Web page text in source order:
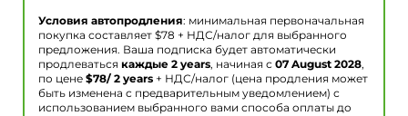
Условия автопродления: минимальная первоначальная
покупка составляет $78 + НДС/налог для выбранного
предложения. Ваша подписка будет автоматически
продлеваться каждые 2 years, начиная с 07 August 2028,
по цене $78/ 2 years + НДС/налог (цена продления может
быть изменена с предварительным уведомлением) с
использованием выбранного вами способа оплаты до